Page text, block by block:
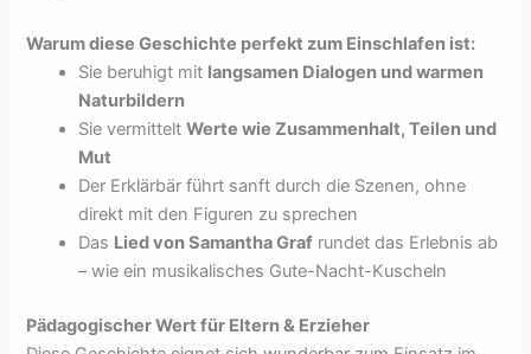
Warum diese Geschichte perfekt zum Einschlafen ist:
Sie beruhigt mit langsamen Dialogen und warmen
Naturbildern
Sie vermitteltWerte wie Zusammenhalt, Teilen und
Mut
Der Erklärbär führt sanft durch die Szenen, ohne
direkt mit den Figuren zu sprechen
Das Lied von Samantha Graf rundet das Erlebnis ab
– wie ein musikalisches Gute-Nacht-Kuscheln
Pädagogischer Wert für Eltern & Erzieher